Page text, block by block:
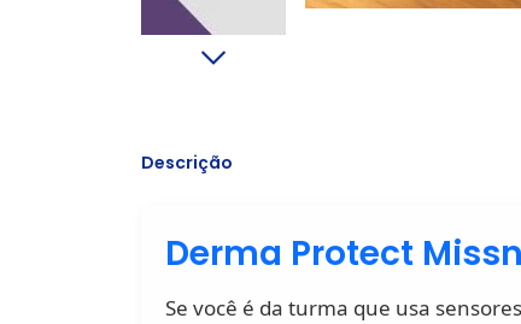
Descrição
Derma Protect
Se você é da turma que usa